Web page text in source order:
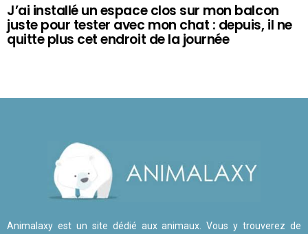
J’ai installé un espace clos sur mon balcon
juste pour tester avec mon chat : depuis, il ne
quitte plus cet endroit de la journée
Animalaxy est un site dédié aux animaux. Vous y trouverez de